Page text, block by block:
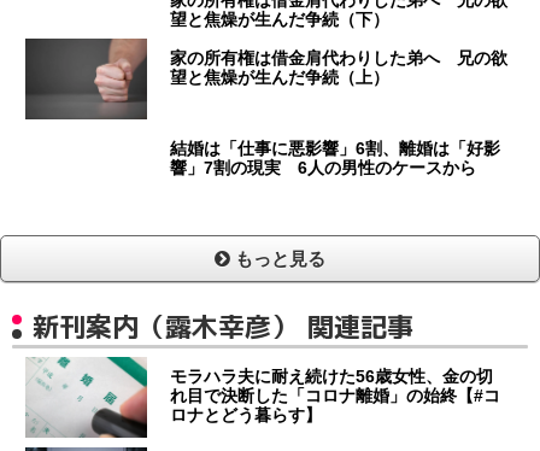
望と焦燥が生んだ争続（下）
家の所有権は借金肩代わりした弟へ 兄の欲
望と焦燥が生んだ争続（上）
結婚は「仕事に悪影響」6割、離婚は「好影
響」7割の現実 6人の男性のケースから
もっと見る
新刊案内（露木幸彦） 関連記事
モラハラ夫に耐え続けた56歳女性、金の切
れ目で決断した「コロナ離婚」の始終【#コ
ロナとどう暮らす】